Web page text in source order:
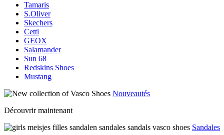
Tamaris
S.Oliver
Skechers
Cetti
GEOX
Salamander
Sun 68
Redskins Shoes
Mustang
Nouveautés
Découvrir maintenant
Sandales